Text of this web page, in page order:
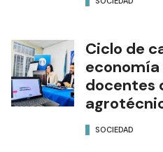
Ciclo de
docentes
SOCIEDAD